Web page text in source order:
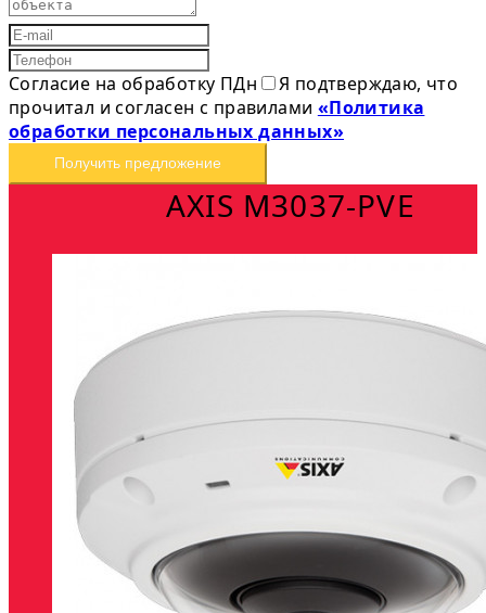
Согласие на обработку ПДн
Я подтверждаю, что
прочитал и согласен с правилами «Политика
обработки персональных данных»
Получить предложение
AXIS M3037-PVE